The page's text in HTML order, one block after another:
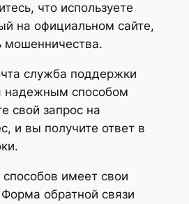
что используете
на официальном сайте,
мошенничества.
служба поддержки
надежным способом
свой запрос на
и вы получите ответ в
имеет свои
обратной связи